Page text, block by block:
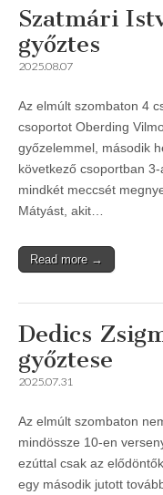
Szatmári
győztes
2025.08.07
Az elmúlt szombaton 4
csoportot Oberding
győzelemmel, második
következő csoportban
mindkét meccsét
Mátyást, akit…
Read more →
Dedics
győztese
2025.07.31
Az elmúlt szombaton
mindössze 10-en
ezúttal csak az
egy második jutott